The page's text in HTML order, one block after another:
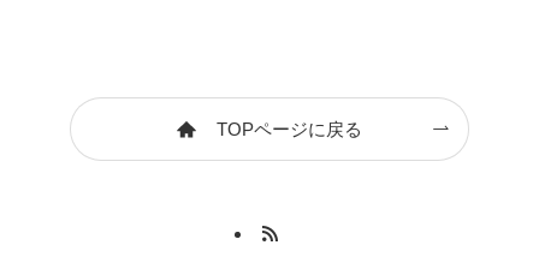
TOPページに戻る